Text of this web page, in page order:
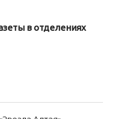
в отделениях